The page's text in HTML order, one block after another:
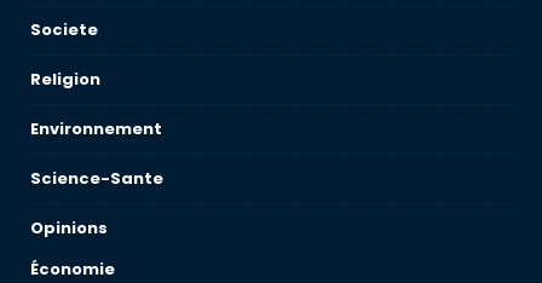
Societe
Religion
Environnement
Science-Sante
Opinions
Économie